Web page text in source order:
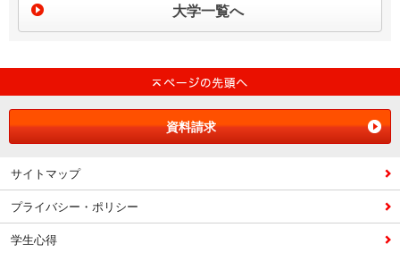
大学一覧へ
資料請求
サイトマップ
プライバシー・ポリシー
学生心得